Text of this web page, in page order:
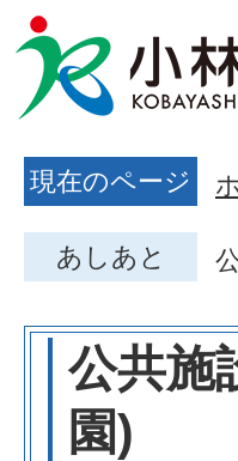
現在のページ
あしあと
公共施
園)